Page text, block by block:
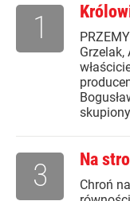
Grzelak,
1
Na
Chroń
3